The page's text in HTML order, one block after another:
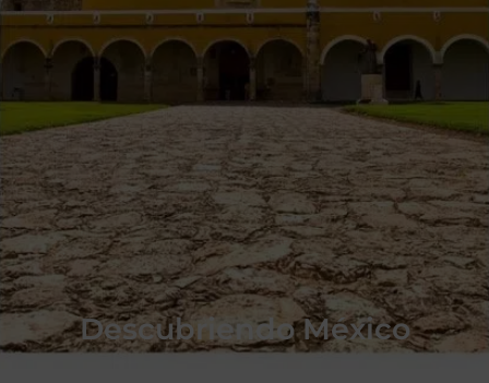
Descubriendo México